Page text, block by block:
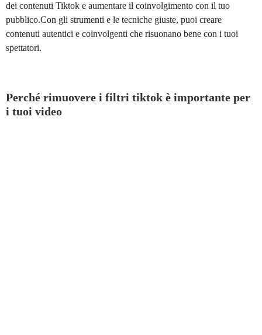
dei contenuti Tiktok e aumentare il coinvolgimento con il tuo
pubblico.Con gli strumenti e le tecniche giuste, puoi creare
contenuti autentici e coinvolgenti che risuonano bene con i tuoi
spettatori.
Perché rimuovere i filtri tiktok è importante per
i tuoi video